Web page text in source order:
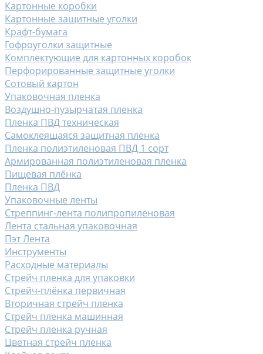
Картонные коробки
Картонные защитные уголки
Крафт-бумага
Гофроуголки защитные
Комплектующие для картонных коробок
Перфорированные защитные уголки
Сотовый картон
Упаковочная пленка
Воздушно-пузырчатая пленка
Пленка ПВД техническая
Самоклеящаяся защитная пленка
Пленка полиэтиленовая ПВД 1 сорт
Армированная полиэтиленовая пленка
Пищевая плёнка
Пленка ПВД
Упаковочные ленты
Стреппинг-лента полипропиленовая
Лента стальная упаковочная
Пэт Лента
Инструменты
Расходные материалы
Стрейч пленка для упаковки
Стрейч-плёнка первичная
Вторичная стрейч пленка
Стрейч пленка машинная
Стрейч пленка ручная
Цветная стрейч пленка